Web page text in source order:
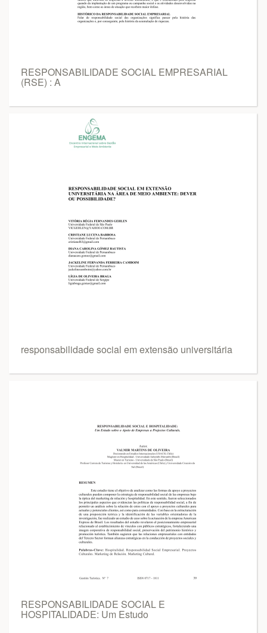
RESPONSABILIDADE SOCIAL EMPRESARIAL
(RSE) : A
responsabilidade social em extensão universitária
RESPONSABILIDADE SOCIAL E
HOSPITALIDADE: Um Estudo